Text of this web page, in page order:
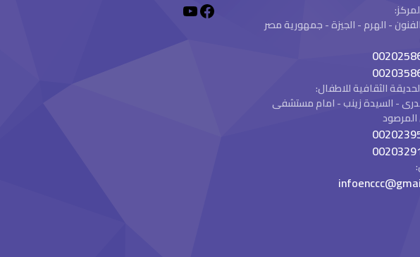
- الهرم - الجيزة - جمهورية مصر
الثقافية للاطفال:
- السيدة زينب - امام مستشفى